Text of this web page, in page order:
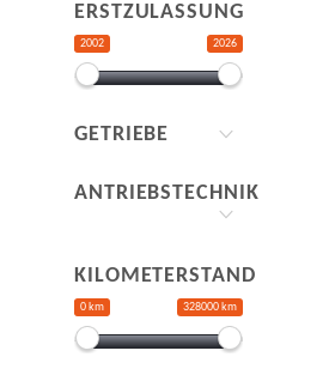
ERSTZULASSUNG
2002 2026
GETRIEBE
ANTRIEBSTECHNIK
KILOMETERSTAND
0 km 328000 km